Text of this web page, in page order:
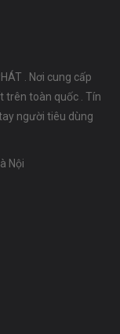
. Nơi cung cấp
trên toàn quốc . Tín
người tiêu dùng
Nội